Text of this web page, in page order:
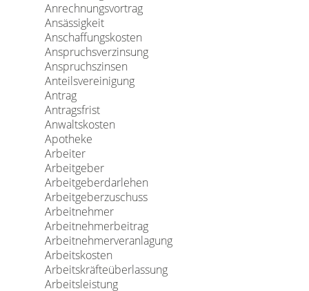
Anrechnungsvortrag
Ansässigkeit
Anschaffungskosten
Anspruchsverzinsung
Anspruchszinsen
Anteilsvereinigung
Antrag
Antragsfrist
Anwaltskosten
Apotheke
Arbeiter
Arbeitgeber
Arbeitgeberdarlehen
Arbeitgeberzuschuss
Arbeitnehmer
Arbeitnehmerbeitrag
Arbeitnehmerveranlagung
Arbeitskosten
Arbeitskräfteüberlassung
Arbeitsleistung